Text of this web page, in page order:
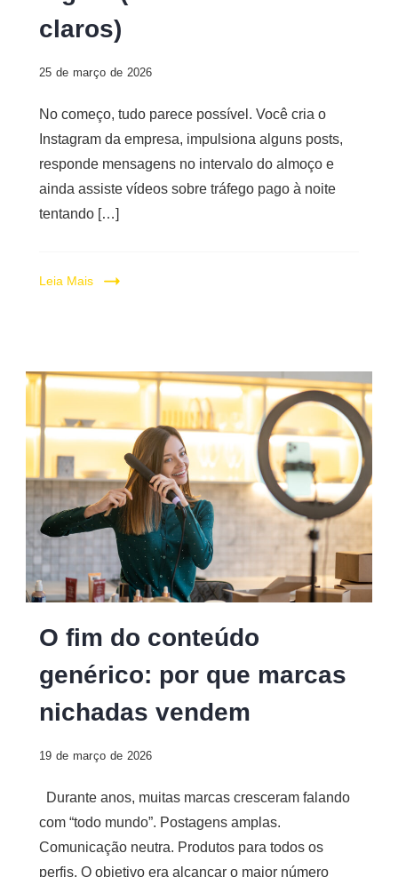
claros)
25 de março de 2026
No começo, tudo parece possível. Você cria o
Instagram da empresa, impulsiona alguns posts,
responde mensagens no intervalo do almoço e
ainda assiste vídeos sobre tráfego pago à noite
tentando […]
Leia Mais
O fim do conteúdo
genérico: por que marcas
nichadas vendem
19 de março de 2026
Durante anos, muitas marcas cresceram falando
com “todo mundo”. Postagens amplas.
Comunicação neutra. Produtos para todos os
perfis. O objetivo era alcançar o maior número